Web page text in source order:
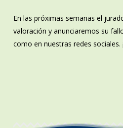
En las próximas semanas el
valoración y anunciaremos su
como en nuestras redes sociales.